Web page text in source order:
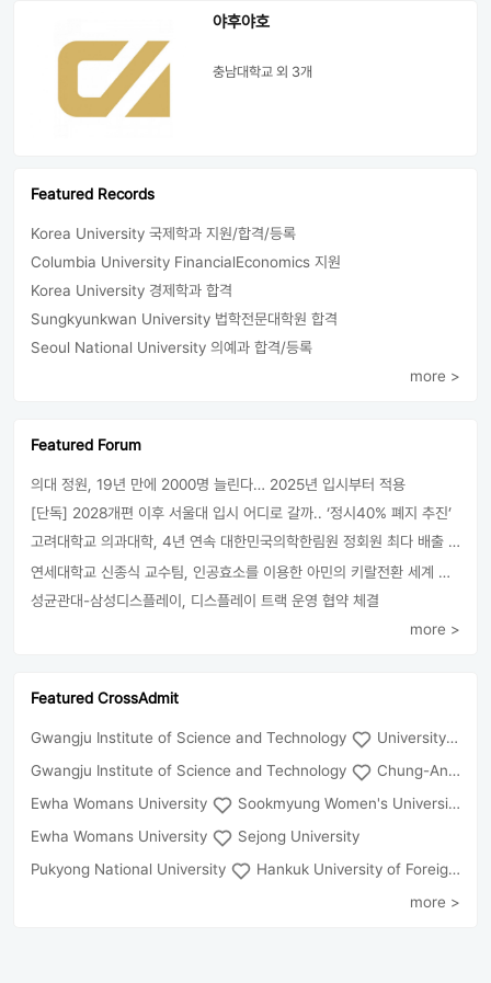
야후야호
충남대학교 외 3개
Featured Records
Korea University 국제학과 지원/합격/등록
Columbia University FinancialEconomics 지원
Korea University 경제학과 합격
Sungkyunkwan University 법학전문대학원 합격
Seoul National University 의예과 합격/등록
more >
Featured Forum
의대 정원, 19년 만에 2000명 늘린다… 2025년 입시부터 적용
[단독] 2028개편 이후 서울대 입시 어디로 갈까.. ‘정시40% 폐지 추진’
고려대학교 의과대학, 4년 연속 대한민국의학한림원 정회원 최다 배출 外
연세대학교 신종식 교수팀, 인공효소를 이용한 아민의 키랄전환 세계 최초로 성공
성균관대-삼성디스플레이, 디스플레이 트랙 운영 협약 체결
more >
Featured CrossAdmit
Gwangju Institute of Science and Technology
University of Seoul
Gwangju Institute of Science and Technology
Chung-Ang University
Ewha Womans University
Sookmyung Women's University
Ewha Womans University
Sejong University
Pukyong National University
Hankuk University of Foreign Studies(Global Campus
more >